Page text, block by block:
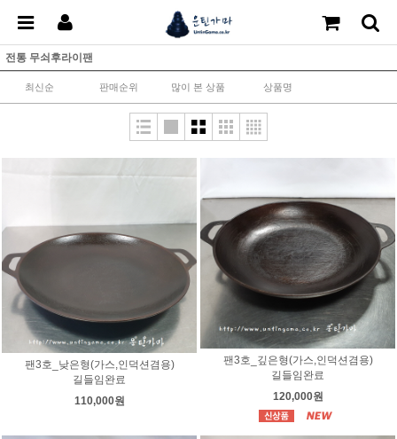
전통 무쇠후라이팬
최신순 판매순위 많이 본 상품 상품명
팬3호_낮은형(가스,인덕션겸용)
길들임완료
110,000원
팬3호_깊은형(가스,인덕션겸용)
길들임완료
120,000원